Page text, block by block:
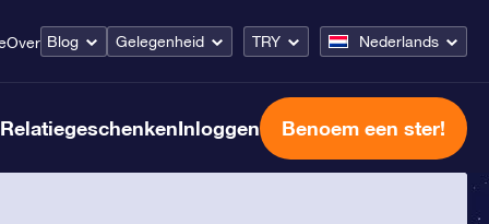
Over Blog Gelegenheid TRY Nederlands
RelatiegeschenkenInloggen Benoem een ster!